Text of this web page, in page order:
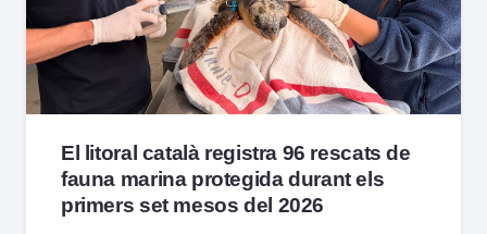
El litoral català registra 96 rescats de
fauna marina protegida durant els
primers set mesos del 2026